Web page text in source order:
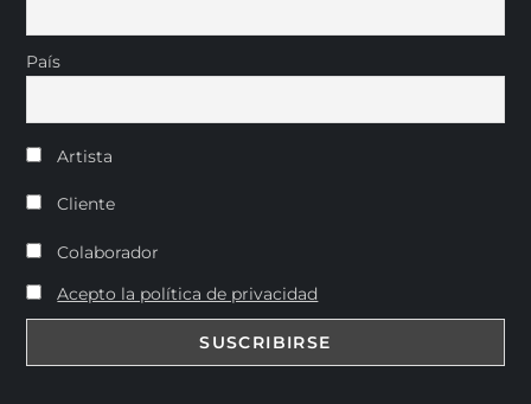
País
Artista
Cliente
Colaborador
Acepto la política de privacidad